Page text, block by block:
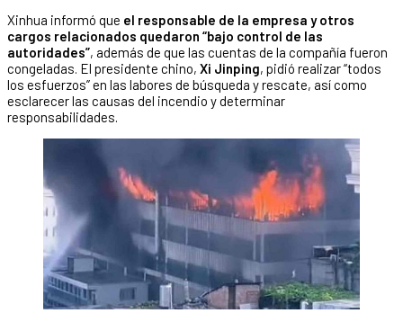
Xinhua informó que el responsable de la empresa y otros
cargos relacionados quedaron “bajo control de las
autoridades”, además de que las cuentas de la compañía fueron
congeladas. El presidente chino, Xi Jinping, pidió realizar “todos
los esfuerzos” en las labores de búsqueda y rescate, así como
esclarecer las causas del incendio y determinar
responsabilidades.